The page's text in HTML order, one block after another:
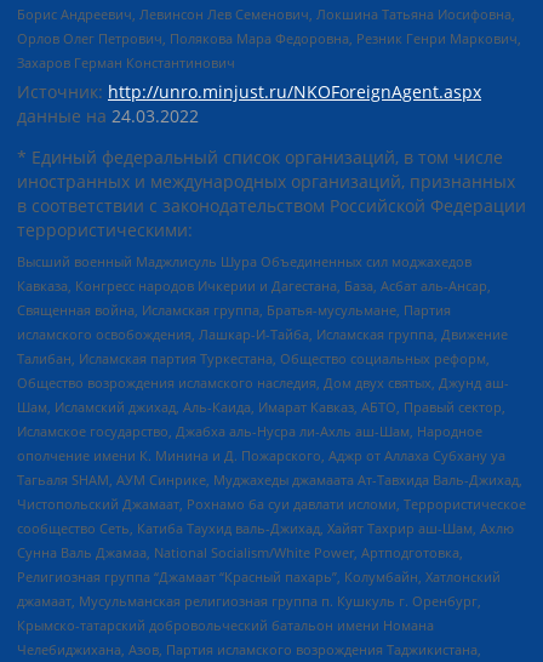
Борис Андреевич, Левинсон Лев Семенович, Локшина Татьяна Иосифовна,
Орлов Олег Петрович, Полякова Мара Федоровна, Резник Генри Маркович,
Захаров Герман Константинович
Источник: http://unro.minjust.ru/NKOForeignAgent.aspx
данные на 24.03.2022
* Единый федеральный список организаций, в том числе
иностранных и международных организаций, признанных
в соответствии с законодательством Российской Федерации
террористическими:
Высший военный Маджлисуль Шура Объединенных сил моджахедов
Кавказа, Конгресс народов Ичкерии и Дагестана, База, Асбат аль-Ансар,
Священная война, Исламская группа, Братья-мусульмане, Партия
исламского освобождения, Лашкар-И-Тайба, Исламская группа, Движение
Талибан, Исламская партия Туркестана, Общество социальных реформ,
Общество возрождения исламского наследия, Дом двух святых, Джунд аш-
Шам, Исламский джихад, Аль-Каида, Имарат Кавказ, АБТО, Правый сектор,
Исламское государство, Джабха аль-Нусра ли-Ахль аш-Шам, Народное
ополчение имени К. Минина и Д. Пожарского, Аджр от Аллаха Субхану уа
Тагьаля SHAM, АУМ Синрике, Муджахеды джамаата Ат-Тавхида Валь-Джихад,
Чистопольский Джамаат, Рохнамо ба суи давлати исломи, Террористическое
сообщество Сеть, Катиба Таухид валь-Джихад, Хайят Тахрир аш-Шам, Ахлю
Сунна Валь Джамаа, National Socialism/White Power, Артподготовка,
Религиозная группа “Джамаат “Красный пахарь”, Колумбайн, Хатлонский
джамаат, Мусульманская религиозная группа п. Кушкуль г. Оренбург,
Крымско-татарский добровольческий батальон имени Номана
Челебиджихана, Азов, Партия исламского возрождения Таджикистана,